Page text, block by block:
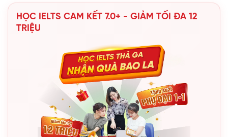
HỌC IELTS CAM KẾT 7.0+ - GIẢM TỐI ĐA 12
TRIỆU